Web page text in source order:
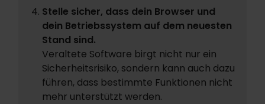
Stelle sicher, dass dein Browser und
dein Betriebssystem auf dem neuesten
Stand sind.
Veraltete Software birgt nicht nur ein
Sicherheitsrisiko, sondern kann auch dazu
führen, dass bestimmte Funktionen nicht
mehr unterstützt werden.